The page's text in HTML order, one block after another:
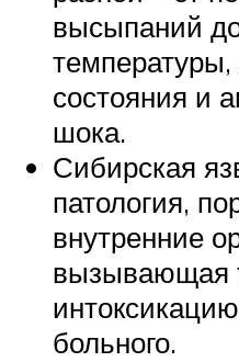
высыпаний
температуры,
состояния и
шока.
Сибирская
патология,
внутренние
вызывающая
больного.